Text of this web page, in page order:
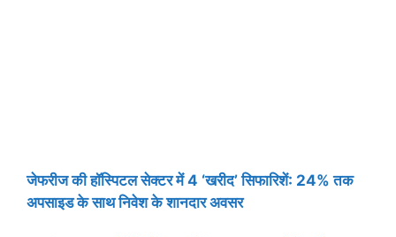
जेफरीज की हॉस्पिटल सेक्टर में 4 ‘खरीद’ सिफारिशें: 24% तक
अपसाइड के साथ निवेश के शानदार अवसर